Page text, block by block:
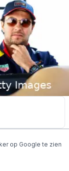
op Google te zien